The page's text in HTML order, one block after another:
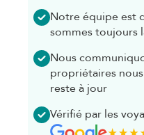
Notre équipe est
sommes toujours
Nous
propriétaires
reste à jour
Vérifié par les